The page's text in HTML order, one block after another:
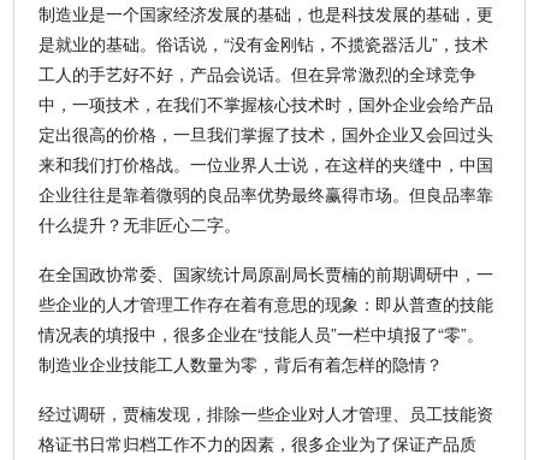
制造业是一个国家经济发展的基础，也是科技发展的基础，更
是就业的基础。俗话说，“没有金刚钻，不揽瓷器活儿”，技术
工人的手艺好不好，产品会说话。但在异常激烈的全球竞争
中，一项技术，在我们不掌握核心技术时，国外企业会给产品
定出很高的价格，一旦我们掌握了技术，国外企业又会回过头
来和我们打价格战。一位业界人士说，在这样的夹缝中，中国
企业往往是靠着微弱的良品率优势最终赢得市场。但良品率靠
什么提升？无非匠心二字。
在全国政协常委、国家统计局原副局长贾楠的前期调研中，一
些企业的人才管理工作存在着有意思的现象：即从普查的技能
情况表的填报中，很多企业在“技能人员”一栏中填报了“零”。
制造业企业技能工人数量为零，背后有着怎样的隐情？
经过调研，贾楠发现，排除一些企业对人才管理、员工技能资
格证书日常归档工作不力的因素，很多企业为了保证产品质